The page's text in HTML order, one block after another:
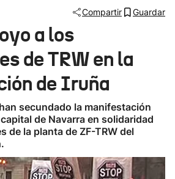
Ikusmiran
Eguraldia
Compartir Guardar
a los
de TRW en la
de Iruña
secundado la manifestación
de Navarra en solidaridad
de la planta de ZF-TRW del